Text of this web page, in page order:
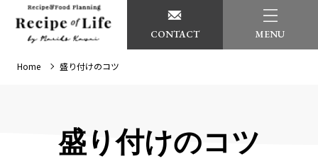
CONTACT MENU
Home 盛り付けのコツ
盛り付けのコツ